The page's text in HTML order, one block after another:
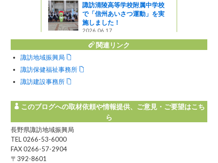
諏訪清陵高等学校附属中学校
で「信州あいさつ運動」を実
施しました！
2026.06.17
関連リンク
諏訪地域振興局
諏訪保健福祉事務所
諏訪建設事務所
このブログへの取材依頼や情報提供、ご意見・ご要望はこち
ら
長野県諏訪地域振興局
TEL 0266-53-6000
FAX 0266-57-2904
〒392-8601